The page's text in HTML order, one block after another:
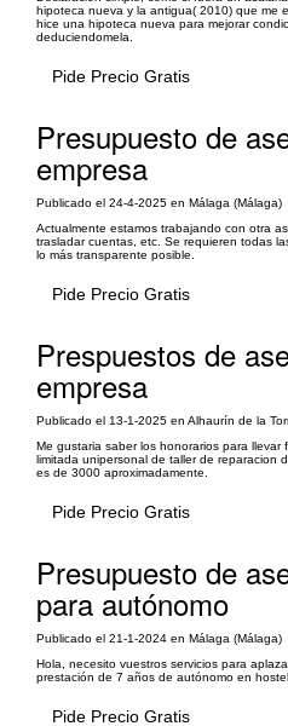
hipoteca nueva y la antigua( 2010) que me
hice una hipoteca nueva para mejorar
deduciendomela.
Pide Precio Gratis
Presupuesto de
empresa
Publicado el 24-4-2025 en Málaga (Málaga)
Actualmente estamos trabajando con otra
trasladar cuentas, etc. Se requieren todas
lo más transparente posible.
Pide Precio Gratis
Prespuestos de
empresa
Publicado el 13-1-2025 en Alhaurín de la
Me gustaria saber los honorarios para
limitada unipersonal de taller de reparacion
es de 3000 aproximadamente.
Pide Precio Gratis
Presupuesto de
para autónomo
Publicado el 21-1-2024 en Málaga (Málaga)
Hola, necesito vuestros servicios para
prestación de 7 años de autónomo en
Pide Precio Gratis